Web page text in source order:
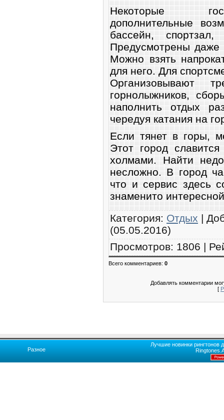
Некоторые
дополнительные
бассейн,
Предусмотрены даже
Можно взять
для него. Для
Организовывают
горнолыжников,
наполнить отдых
чередуя катания на
Если тянет в горы,
Этот город
холмами. Найти
несложно. В город
что и сервис здесь
знаменито
Категория: Отдых |
(05.05.2016)
Просмотров: 1806 |
Всего комментариев: 0
Добавлять комментарии
[
Разное
Лучшие новинки рингтонов